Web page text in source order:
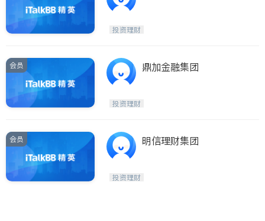
投资理财
会员 鼎加金融集团
投资理财
会员 明信理财集团
投资理财